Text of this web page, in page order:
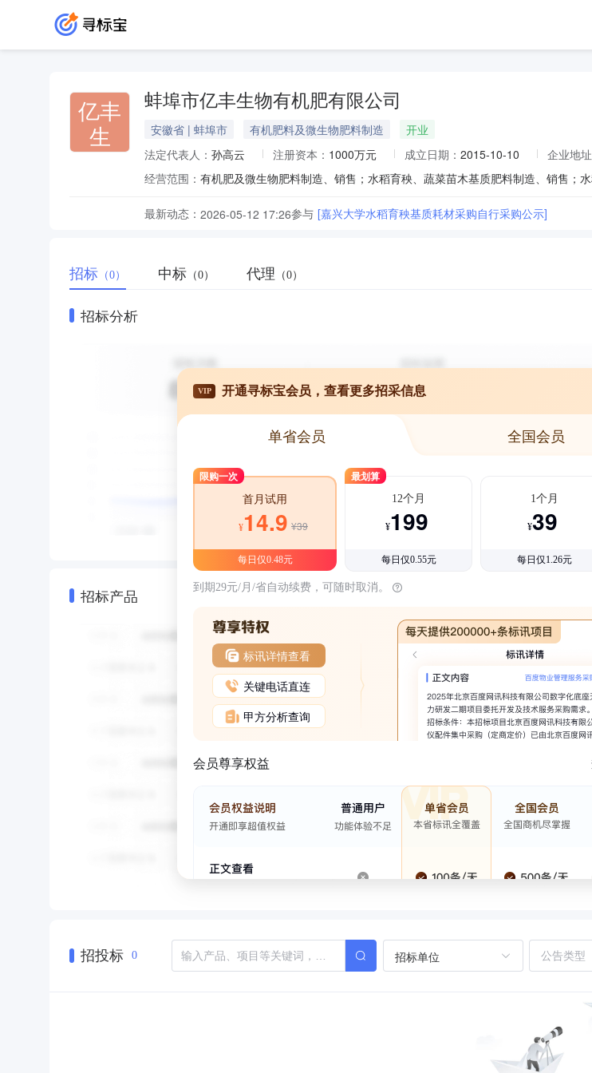
亿丰
生
蚌埠市亿丰生物有机肥有限公司
安徽省 | 蚌埠市 有机肥料及微生物肥料制造
开业
法定代表人： 孙高云 注册资本： 1000万元 成立日期： 2015-10-10 企业地址
经营范围：
最新动态： 2026-05-12 17:26参与 [嘉兴大学水稻育秧基质耗材采购自行采购公示]
招标 （0） 中标 （0） 代理 （0）
招标分析
招标产品
VIP 开通寻标宝会员，查看更多招采信息
单省会员 全国会员
限购一次
首月试用
¥14.9 ¥39
每日仅0.48元
最划算
12个月
¥199
每日仅0.55元
1个月
¥39
每日仅1.26元
到期29元/月/省自动续费，可随时取消。
标讯详情查看
关键电话直连
甲方分析查询
会员尊享权益
招投标 0 招标单位